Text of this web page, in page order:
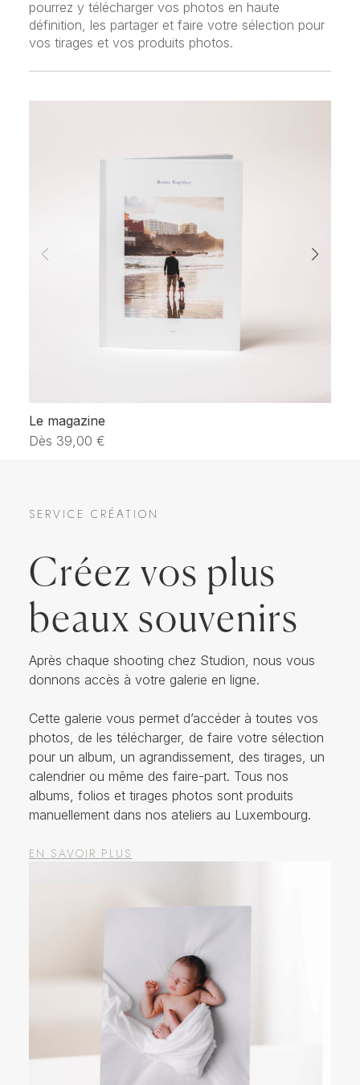
pourrez y télécharger vos photos en haute
définition, les partager et faire votre sélection pour
vos tirages et vos produits photos.
Le magazine
Dès 39,00 €
SERVICE CRÉATION
Créez vos plus
beaux souvenirs
Après chaque shooting chez Studion, nous vous
donnons accès à votre galerie en ligne.
Cette galerie vous permet d’accéder à toutes vos
photos, de les télécharger, de faire votre sélection
pour un album, un agrandissement, des tirages, un
calendrier ou même des faire-part. Tous nos
albums, folios et tirages photos sont produits
manuellement dans nos ateliers au Luxembourg.
EN SAVOIR PLUS